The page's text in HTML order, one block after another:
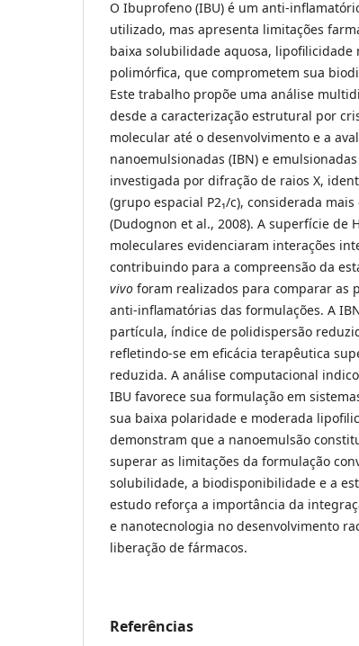
O Ibuprofeno (IBU) é um anti-
utilizado, mas apresenta limitações
baixa solubilidade aquosa,
polimórfica, que comprometem sua
Este trabalho propõe uma análise
desde a caracterização estrutural por
molecular até o desenvolvimento e a
nanoemulsionadas (IBN) e
investigada por difração de raios X,
(grupo espacial P2₁/c), considerada
(Dudognon et al., 2008). A superfície de
moleculares evidenciaram interações
contribuindo para a compreensão da
vivo foram realizados para comparar as
anti-inflamatórias das formulações. A
partícula, índice de polidispersão
refletindo-se em eficácia terapêutica
reduzida. A análise computacional
IBU favorece sua formulação em
sua baixa polaridade e moderada
demonstram que a nanoemulsão
superar as limitações da formulação
solubilidade, a biodisponibilidade e a
estudo reforça a importância da
e nanotecnologia no desenvolvimento
liberação de fármacos.
Referências